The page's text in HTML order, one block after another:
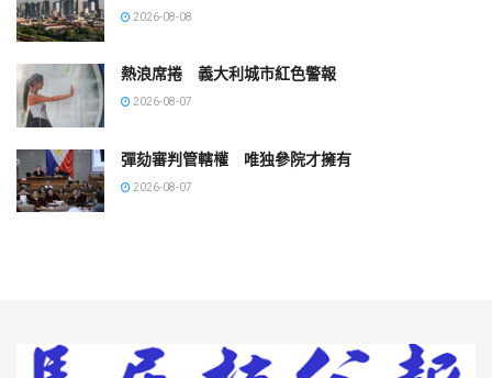
2026-08-08
熱浪席捲 義大利城市紅色警報
2026-08-07
彈劾審判管轄權 唯独參院才擁有
2026-08-07